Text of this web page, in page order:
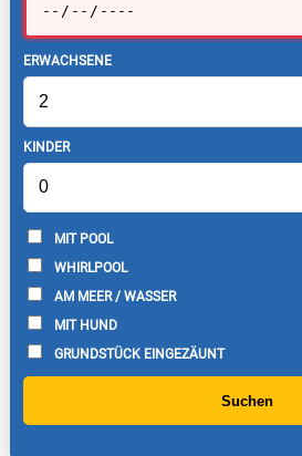
ERWACHSENE
KINDER
MIT POOL
WHIRLPOOL
AM MEER / WASSER
MIT HUND
GRUNDSTÜCK EINGEZÄUNT
Suchen